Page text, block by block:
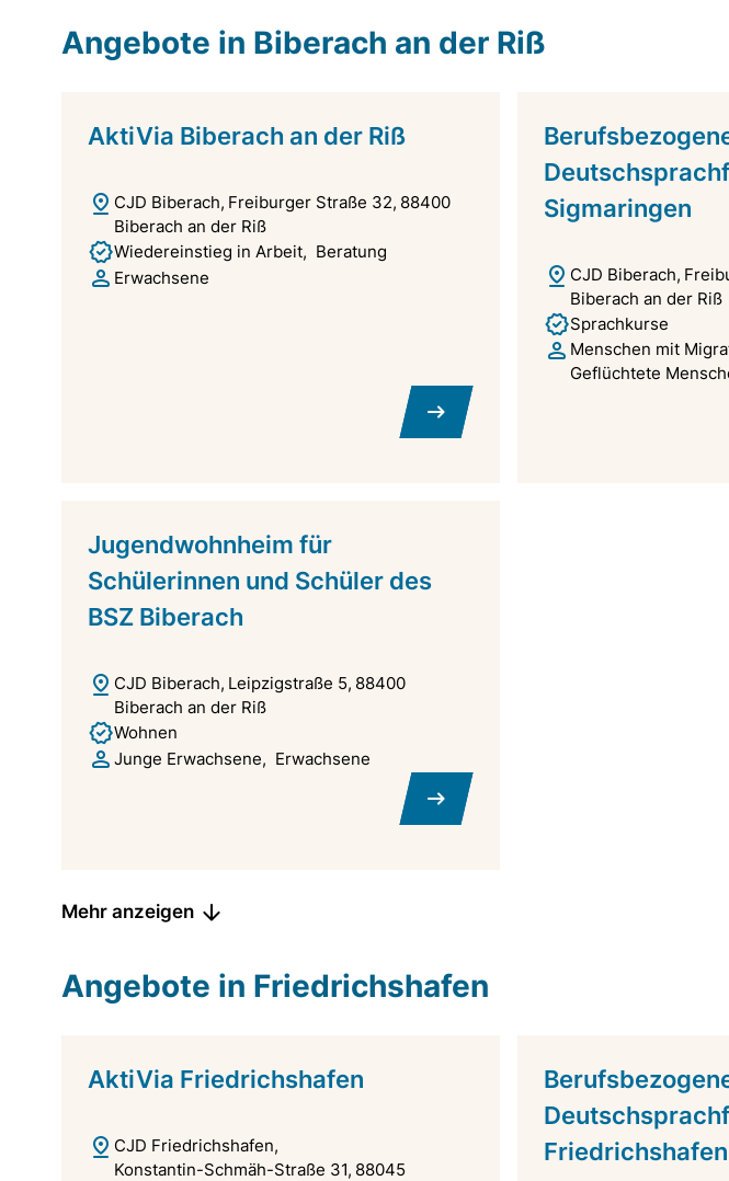
Angebote in Biberach an der Riß
AktiVia Biberach an der Riß
CJD Biberach Freiburger Straße 32 88400
Biberach an der Riß
Wiedereinstieg in Arbeit
Beratung
Erwachsene
Sigmaringen
CJD Biberach
Biberach an der Riß
Sprachkurse
Menschen mit
Geflüchtete
Jugendwohnheim für
Schülerinnen und Schüler des
BSZ Biberach
CJD Biberach Leipzigstraße 5 88400
Biberach an der Riß
Wohnen
Junge Erwachsene
Erwachsene
Mehr anzeigen
Angebote in Friedrichshafen
AktiVia Friedrichshafen
CJD Friedrichshafen
Konstantin-Schmäh-Straße 31 88045
Friedrichshafen